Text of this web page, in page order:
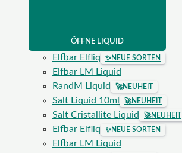
ÖFFNE LIQUID
Elfbar Elfliq ✨NEUE SORTEN
Elfbar LM Liquid
RandM Liquid
🚀NEUHEIT
Salt Liquid 10ml 🚀NEUHEIT
Salt Cristallite Liquid 🚀NEUHEIT
Elfbar Elfliq ✨NEUE SORTEN
Elfbar LM Liquid